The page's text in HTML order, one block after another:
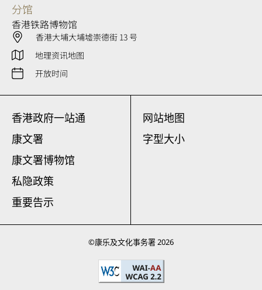
分馆
香港铁路博物馆
香港大埔大埔墟崇德街 13 号
地理资讯地图
开放时间
香港政府一站通
康文署
康文署博物馆
私隐政策
重要告示
网站地图
字型大小
©康乐及文化事务署2026